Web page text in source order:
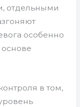
отдельными
особенно
основе
в том,